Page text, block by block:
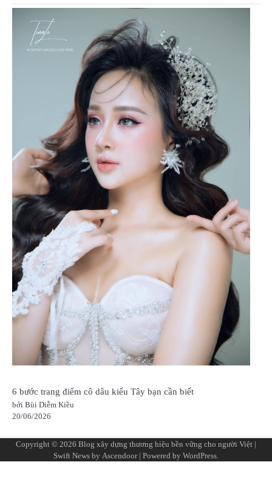
6 bước trang điểm cô dâu kiểu Tây bạn cần biết
bởi Bùi Diễm Kiều
20/06/2026
Copyright © 2026 Blog xây dựng thương hiệu bền vững cho người Việt |
Swift News by Ascendoor| Powered by WordPress